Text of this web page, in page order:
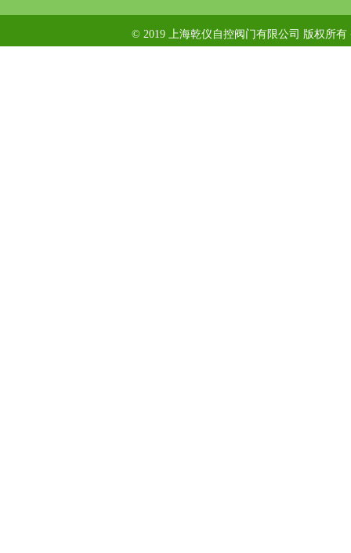
© 2019 上海乾仪自控阀门有限公司 版权所有